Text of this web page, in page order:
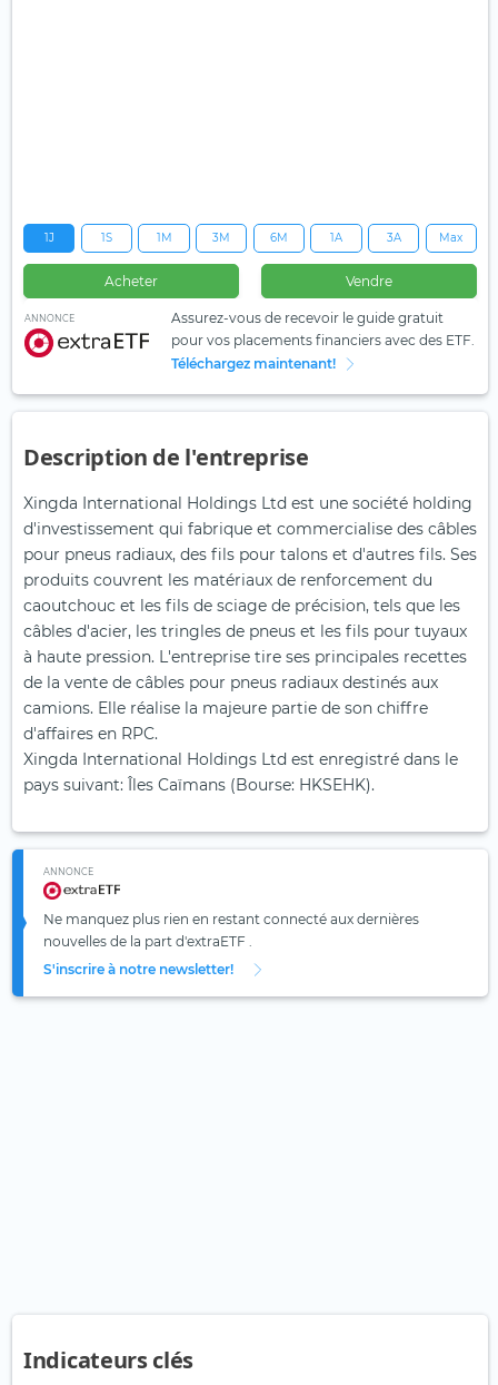
1J 1S 1M 3M 6M 1A 3A Max
Acheter Vendre
ANNONCE
Assurez-vous de recevoir le guide gratuit
pour vos placements financiers avec des ETF.
Téléchargez maintenant!
Description de l'entreprise
Xingda International Holdings Ltd est une société holding
d'investissement qui fabrique et commercialise des câbles
pour pneus radiaux, des fils pour talons et d'autres fils. Ses
produits couvrent les matériaux de renforcement du
caoutchouc et les fils de sciage de précision, tels que les
câbles d'acier, les tringles de pneus et les fils pour tuyaux
à haute pression. L'entreprise tire ses principales recettes
de la vente de câbles pour pneus radiaux destinés aux
camions. Elle réalise la majeure partie de son chiffre
d'affaires en RPC.
Xingda International Holdings Ltd est enregistré dans le
pays suivant: Îles Caïmans (Bourse: HKSEHK).
ANNONCE
Ne manquez plus rien en restant connecté aux dernières
nouvelles de la part d'extraETF .
S'inscrire à notre newsletter!
Indicateurs clés